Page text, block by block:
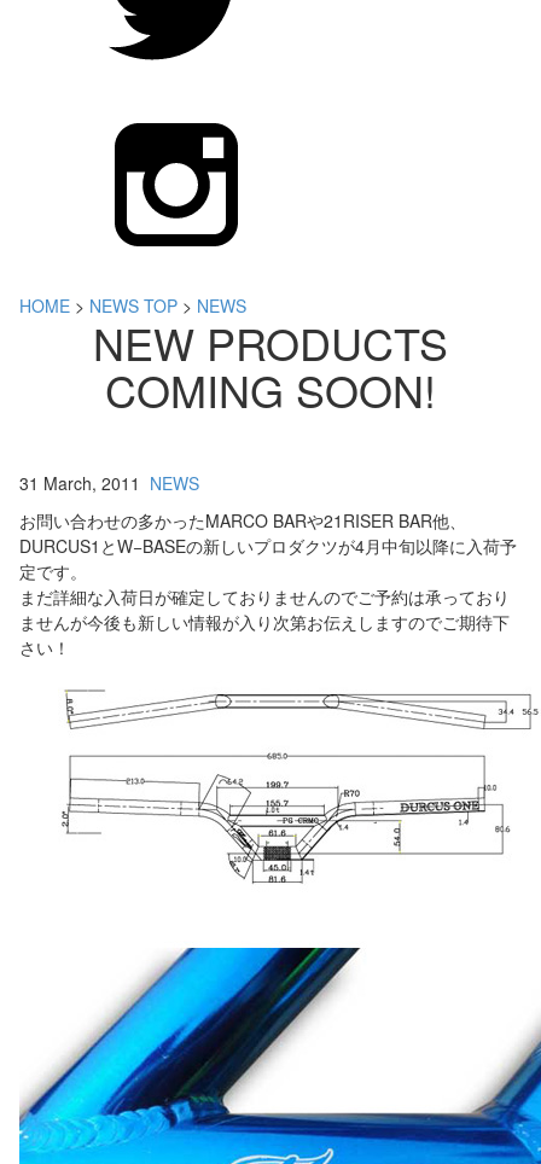
HOME > NEWS TOP > NEWS
NEW PRODUCTS
COMING SOON!
31 March, 2011 NEWS
お問い合わせの多かったMARCO BARや21RISER BAR他、
DURCUS1とW−BASEの新しいプロダクツが4月中旬以降に入荷予
定です。
まだ詳細な入荷日が確定しておりませんのでご予約は承っており
ませんが今後も新しい情報が入り次第お伝えしますのでご期待下
さい！